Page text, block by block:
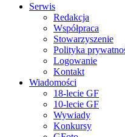
Serwis
Redakcja
Współpraca
Stowarzyszenie
Polityka
Logowanie
Kontakt
Wiadomości
18-lecie GF
10-lecie GF
Wywiady
Konkursy